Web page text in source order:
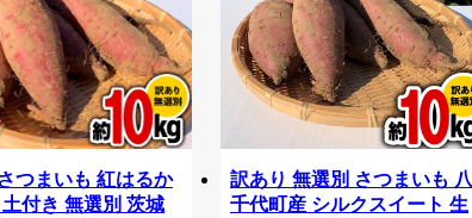
つまいも 紅はるか
付き 無選別 茨城
訳あり 無選別 さつまいも 八
千代町産 シルクスイート 生